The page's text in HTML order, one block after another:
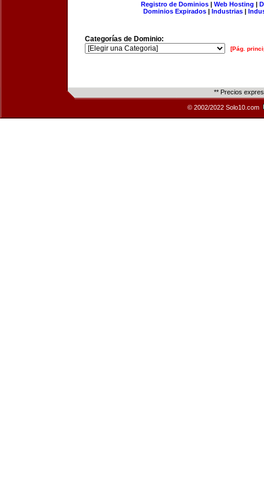
Registro de Dominios| Web Hosting |
Dominios Expirados | Industrias |
Categorías de Dominio:
[Pág.
** Precios
© 2002/2022 Solo10.com